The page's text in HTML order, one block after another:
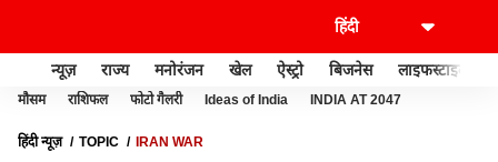
न्यूज़ राज्य मनोरंजन खेल ऐस्ट्रो बिजनेस लाइफस्टाइल
मौसम राशिफल फोटो गैलरी Ideas of India INDIA AT 2047
हिंदी न्यूज़ TOPIC IRAN WAR